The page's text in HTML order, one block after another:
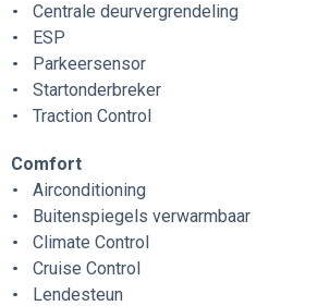
Centrale deurvergrendeling
ESP
Parkeersensor
Startonderbreker
Traction Control
Comfort
Airconditioning
Buitenspiegels verwarmbaar
Climate Control
Cruise Control
Lendesteun